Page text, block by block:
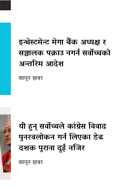
इन्भेस्टमेन्ट मेगा बैंक अध्यक्ष र
सञ्चालक पक्राउ नगर्न सर्वोच्चको
अन्तरिम आदेश
कानून खबर
यी हुन् सर्वोच्चले कांग्रेस विवाद
पुनरवलोकन गर्न लिएका डेढ
दशक पुराना दुई नजिर
कानून खबर